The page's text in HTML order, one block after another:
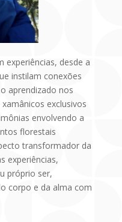
experiências, desde a
instilam conexões
aprendizado nos
exclusivos
envolvendo a
florestais
transformador da
experiências,
próprio ser,
corpo e da alma com